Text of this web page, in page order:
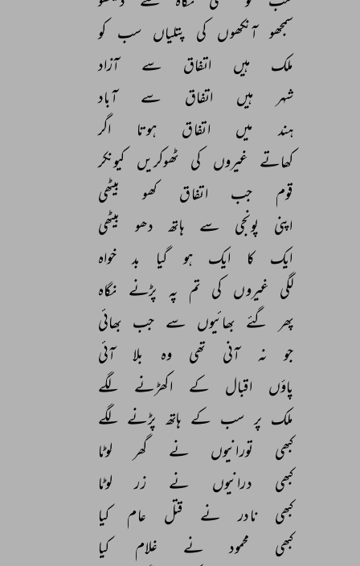
سمجھو آنکھوں کی پتلیاں سب کو
ملک
ہیں اتفاق سے
آزاد
شہر
ہیں اتفاق سے
آباد
ہند
میں اتفاق ہوتا
اگر
کھاتے غیروں کی ٹھوکریں کیونکر
قوم
جب اتفاق کھو
بیٹھی
اپنی
پونجی سے ہاتھ دھو
بیٹھی
ایک
کا ایک ہو گیا بد
خواہ
لگی غیروں کی تم پہ پڑنے نگاہ
پھر
گئے بھائیوں سے جب بھائی
جو
نہ آنی تھی وہ بلا
آئی
پاؤں
اقبال کے اکھڑنے
لگے
ملک پر سب کے ہاتھ پڑنے لگے
کبھی
تورانیوں نے گھر
لوٹا
کبھی
درانیوں نے زر لوٹا
کبھی نادر نے قتل عام کیا
کبھی محمود نے غلام
کیا